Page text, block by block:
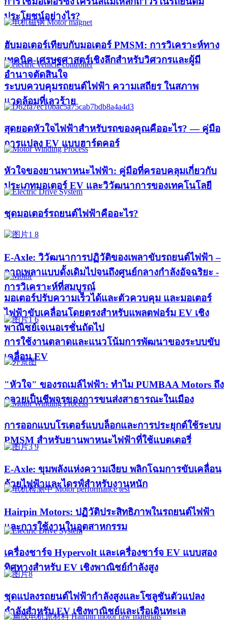
ประโยชน์อย่างไร?
ฮับมอเตอร์เทียบกับมอเตอร์ PMSM: การวิเคราะห์ทาง
เทคนิค-เศรษฐศาสตร์เชิงลึกสำหรับวิศวกรและผู้มี
อำนาจตัดสินใจ
ระบบควบคุมรถยนต์ไฟฟ้า ความเสถียร ในสภาพ
แวดล้อมที่เลวร้าย
สุดยอดหัวใจไฟฟ้าสำหรับรถของคุณคืออะไร? — คู่มือ
การแปลง EV แบบฮาร์ดคอร์
หัวใจของยานพาหนะไฟฟ้า: คู่มือที่ครอบคลุมเกี่ยวกับ
ประเภทมอเตอร์ EV และวิวัฒนาการของเทคโนโลยี
ชุดมอเตอร์รถยนต์ไฟฟ้าคืออะไร?
E-Axle: วิวัฒนาการปฏิวัติของเพลาขับรถยนต์ไฟฟ้า –
จากเพลาแบบดั้งเดิมไปจนถึงศูนย์กลางกำลังอัจฉริยะ -
การวิเคราะห์ที่สมบูรณ์
มอเตอร์ปรับความเร็วได้และตัวควบคุม และมอเตอร์
ไฟฟ้าขับเคลื่อนโดยตรงสำหรับแพลตฟอร์ม EV เชิง
พาณิชย์เจเนอเรชั่นถัดไป
การใช้งานตลาดและแนวโน้มการพัฒนาของระบบขับ
เคลื่อน EV
"หัวใจ" ของรถเมล์ไฟฟ้า: ทำไม PUMBAA Motors ถึง
กลายเป็นชีพจรของการขนส่งสาธารณะในเมือง
การออกแบบโรเตอร์แบบล็อกและการประยุกต์ใช้ระบบ
PMSM สำหรับยานพาหนะไฟฟ้าที่ใช้แบตเตอรี่
E-Axle: ขุมพลังแห่งความเงียบ พลิกโฉมการขับเคลื่อน
ด้วยไฟฟ้าและไดรฟ์สำหรับงานหนัก
Hairpin Motors: ปฏิวัติประสิทธิภาพในรถยนต์ไฟฟ้า
และการใช้งานในอุตสาหกรรม
เครื่องชาร์จ Hypervolt และเครื่องชาร์จ EV แบบสอง
ทิศทางสำหรับ EV เชิงพาณิชย์กำลังสูง
ชุดแปลงรถยนต์ไฟฟ้ากำลังสูงและโซลูชันตัวแปลง
กำลังสำหรับ EV เชิงพาณิชย์และเรือเดินทะเล